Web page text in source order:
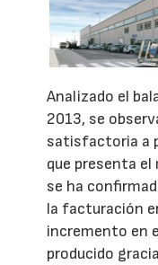
Analizado el
2013, se
satisfactoria a
que presenta el
se ha
la facturación
incremento en
producido